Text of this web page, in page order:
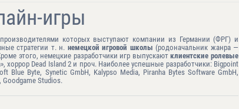
игры
которых выступают компании из Германии (ФРГ) и
стратегии т. н. немецкой игровой школы (родоначальник жанра —
этого, немецкие разработчики игр выпускаютклиентские ролевые
хоррор Dead Island 2 и проч. Наиболее успешные разработчики: Bigpoint
Blue Byte, Synetic GmbH, Kalypso Media, Piranha Bytes Software GmbH,
Goodgame Studios.